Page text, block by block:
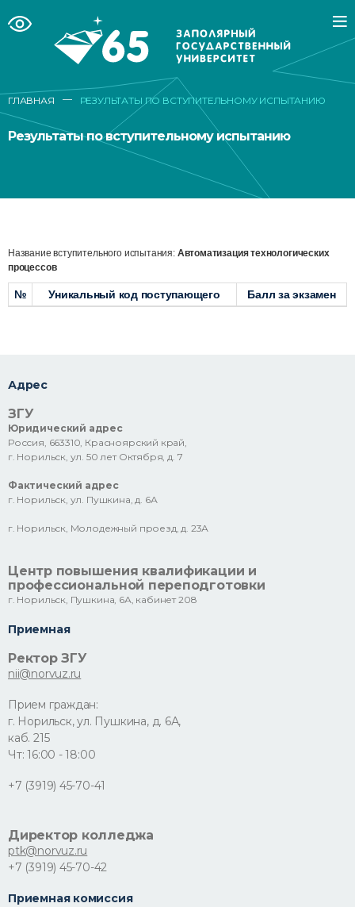
ГЛАВНАЯ — РЕЗУЛЬТАТЫ ПО ВСТУПИТЕЛЬНОМУ ИСПЫТАНИЮ
Результаты по вступительному испытанию
Название вступительного испытания: Автоматизация технологических
процессов
№ Уникальный код поступающего Балл за экзамен
Адрес
ЗГУ
Юридический адрес
Россия, 663310, Красноярский край,
г. Норильск, ул. 50 лет Октября, д. 7
Фактический адрес
г. Норильск, ул. Пушкина, д. 6А
г. Норильск, Молодежный проезд, д. 23А
Центр повышения квалификации и
профессиональной переподготовки
г. Норильск, Пушкина, 6А, кабинет 208
Приемная
Ректор ЗГУ
nii@norvuz.ru
Прием граждан:
г. Норильск, ул. Пушкина, д. 6А,
каб. 215
Чт: 16:00 - 18:00
+7 (3919) 45-70-41
Директор колледжа
ptk@norvuz.ru
+7 (3919) 45-70-42
Приемная комиссия